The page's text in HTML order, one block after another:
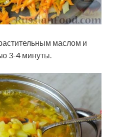
маслом и
3-4 минуты.